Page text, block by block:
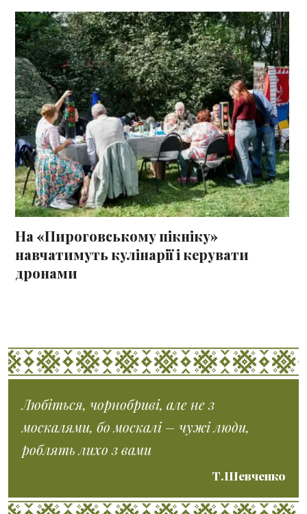
На «Пироговському пікніку»
навчатимуть кулінарії і керувати
дронами
Любіться, чорнобриві, але не з
москалями, бо москалі – чужі люди,
роблять лихо з вами
Т.Шевченко